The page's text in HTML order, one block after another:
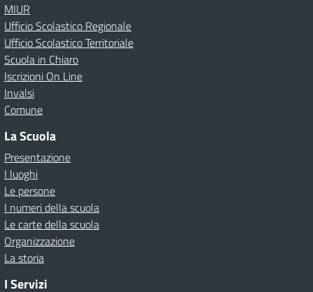
MIUR
Ufficio Scolastico Regionale
Ufficio Scolastico Territoriale
Scuola in Chiaro
Iscrizioni On Line
Invalsi
Comune
La Scuola
Presentazione
I luoghi
Le persone
I numeri della scuola
Le carte della scuola
Organizzazione
La storia
I Servizi